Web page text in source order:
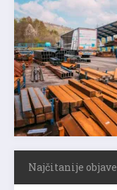
Najčitanije objave